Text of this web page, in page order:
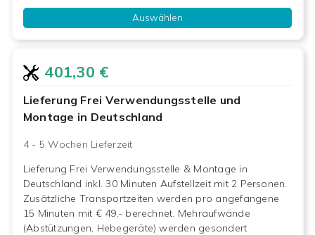
Auswählen
401,30 €
Lieferung Frei Verwendungsstelle und
Montage in Deutschland
4 - 5 Wochen Lieferzeit
Lieferung Frei Verwendungsstelle & Montage in
Deutschland inkl. 30 Minuten Aufstellzeit mit 2 Personen.
Zusätzliche Transportzeiten werden pro angefangene
15 Minuten mit € 49,- berechnet. Mehraufwände
(Abstützungen, Hebegeräte) werden gesondert